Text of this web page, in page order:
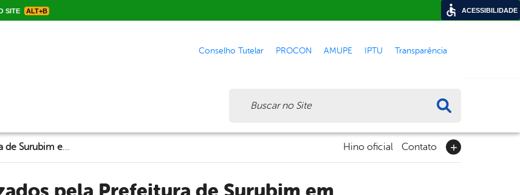
SITE ALT+B
Conselho Tutelar PROCON AMUPE IPTU Transparência
Shows realizados pela Prefeitura de Surubim em comemoração a Festa de São Sebastião! Hino oficial Contato
ACESSIBILIDADE